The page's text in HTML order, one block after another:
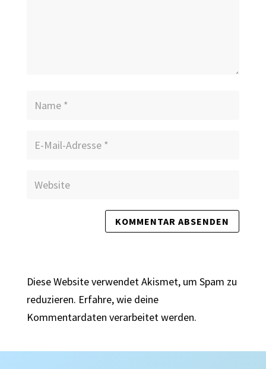
Diese Website verwendet Akismet, um Spam zu
reduzieren. Erfahre, wie deine
Kommentardaten verarbeitet werden.